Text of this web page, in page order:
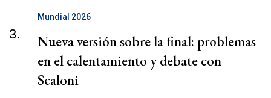
3.
Mundial 2026
Nueva versión sobre la final: problemas
en el calentamiento y debate con
Scaloni